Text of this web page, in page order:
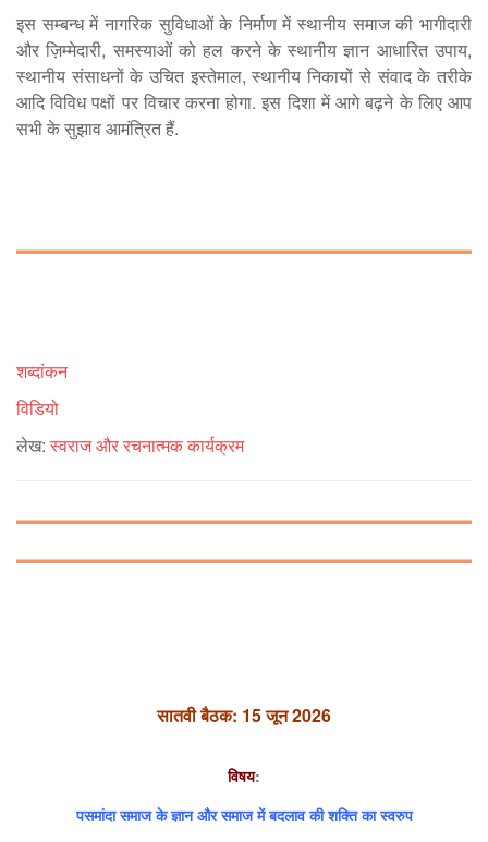
इस सम्बन्ध में नागरिक सुविधाओं के निर्माण में स्थानीय समाज की भागीदारी
और ज़िम्मेदारी, समस्याओं को हल करने के स्थानीय ज्ञान आधारित उपाय,
स्थानीय संसाधनों के उचित इस्तेमाल, स्थानीय निकायों से संवाद के तरीके
आदि विविध पक्षों पर विचार करना होगा. इस दिशा में आगे बढ़ने के लिए आप
सभी के सुझाव आमंत्रित हैं.
शब्दांकन
विडियो
लेख: स्वराज और रचनात्मक कार्यक्रम
सातवी बैठक: 15 जून 2026
विषय:
पसमांदा समाज के ज्ञान और समाज में बदलाव की शक्ति का स्वरुप